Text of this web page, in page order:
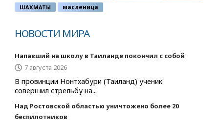
ШАХМАТЫ масленица
НОВОСТИ МИРА
Напавший на школу в Таиланде покончил с собой
7 августа 2026
В провинции Нонтхабури (Таиланд) ученик
совершил стрельбу на...
Над Ростовской областью уничтожено более 20
беспилотников